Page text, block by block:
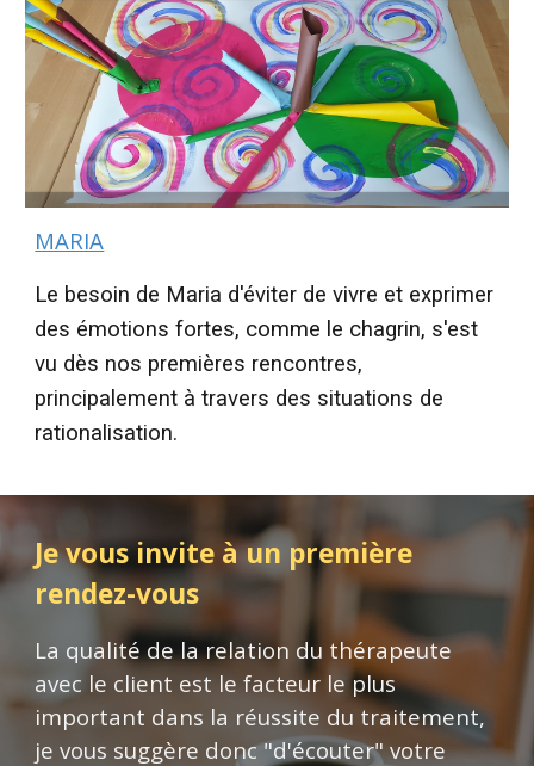
MARIA
Le besoin de Maria d'éviter de vivre et exprimer
des émotions fortes, comme le chagrin, s'est
vu dès nos premières rencontres,
principalement à travers des situations de
rationalisation.
Je vous invite à un première
rendez-vous
La qualité de la relation du thérapeute
avec le client est le facteur le plus
important dans la réussite du traitement,
je vous suggère donc "d'écouter" votre